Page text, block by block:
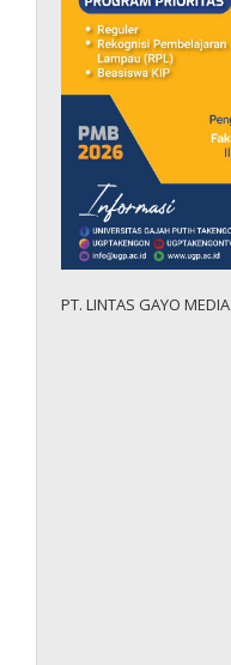
PT. LINTAS GAYO MEDIA